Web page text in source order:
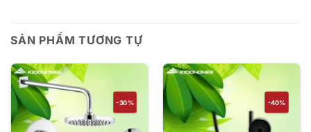
SẢN PHẨM TƯƠNG TỰ
-30% -40%